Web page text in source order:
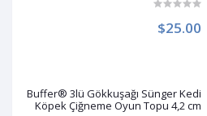
$25.00
Buffer® 3lü Gökkuşağı Sünger Kedi
Köpek Çiğneme Oyun Topu 4,2 cm